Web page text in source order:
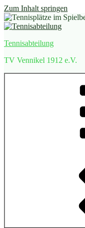
Zum Inhalt springen
Tennisabteilung
TV Vennikel 1912 e.V.